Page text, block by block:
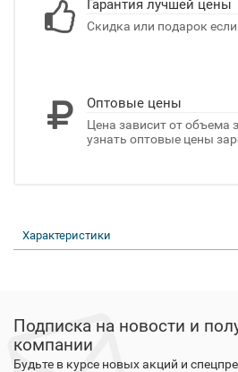
Гарантия лучшей цены
Скидка или подарок
Оптовые цены
Цена зависит от объема
узнать оптовые цены
Характеристики
Подписка на новости и
компании
Будьте в курсе новых акций и